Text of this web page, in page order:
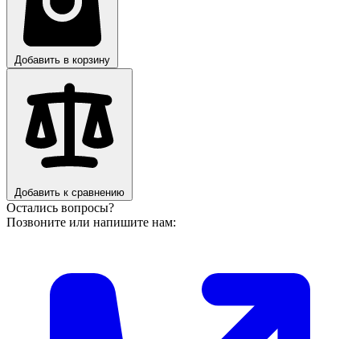
Добавить в корзину
Добавить к сравнению
Остались вопросы?
Позвоните или напишите нам: